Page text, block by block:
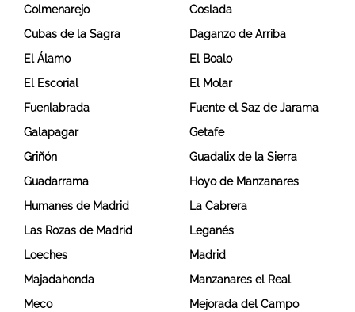
Colmenarejo
Coslada
Cubas de la Sagra
Daganzo de Arriba
El Álamo
El Boalo
El Escorial
El Molar
Fuenlabrada
Fuente el Saz de Jarama
Galapagar
Getafe
Griñón
Guadalix de la Sierra
Guadarrama
Hoyo de Manzanares
Humanes de Madrid
La Cabrera
Las Rozas de Madrid
Leganés
Loeches
Madrid
Majadahonda
Manzanares el Real
Meco
Mejorada del Campo